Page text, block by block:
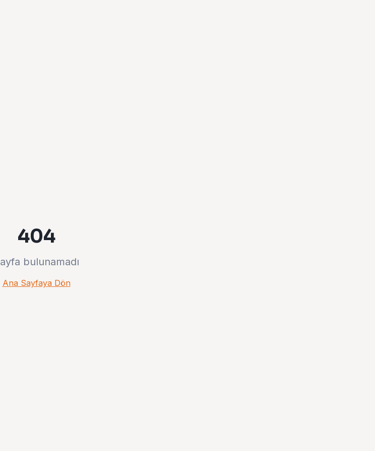
404
bulunamadı
Ana Sayfaya Dön